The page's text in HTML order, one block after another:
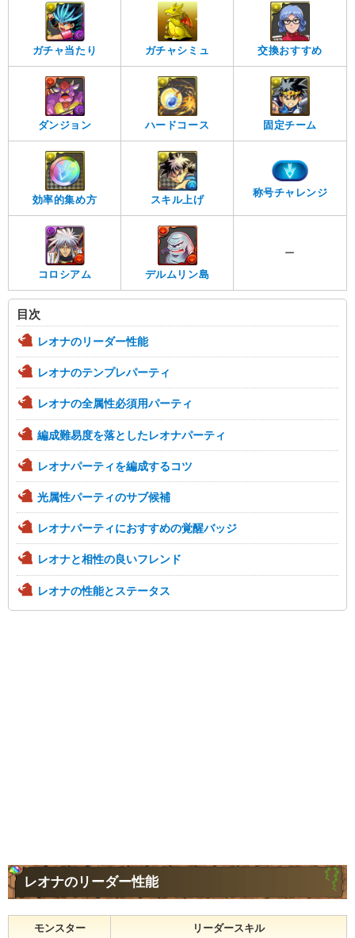
ガチャ当たり ガチャシミュ 交換おすすめ
ダンジョン ハードコース 固定チーム
効率的集め方 スキル上げ
称号チャレンジ
コロシアム デルムリン島
ー
目次
レオナのリーダー性能
レオナのテンプレパーティ
レオナの全属性必須用パーティ
編成難易度を落としたレオナパーティ
レオナパーティを編成するコツ
光属性パーティのサブ候補
レオナパーティにおすすめの覚醒バッジ
レオナと相性の良いフレンド
レオナの性能とステータス
レオナのリーダー性能
モンスター リーダースキル